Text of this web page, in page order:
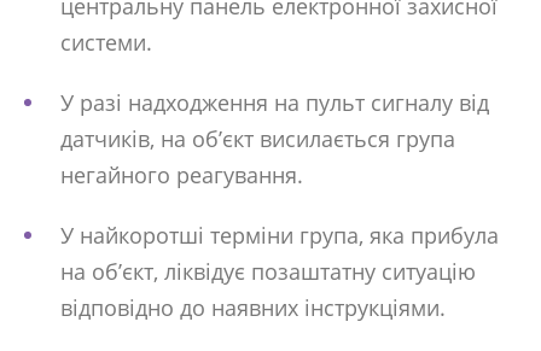
центральну панель електронної захисної
системи.
У разі надходження на пульт сигналу від
датчиків, на об’єкт висилається група
негайного реагування.
У найкоротші терміни група, яка прибула
на об’єкт, ліквідує позаштатну ситуацію
відповідно до наявних інструкціями.